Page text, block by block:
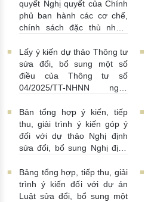
quyết Nghị quyết của Chính
phủ ban hành các cơ chế,
chính sách đặc thù nhằm
pháp luật về phòng, chống
rửa tiền nhằm đáp ứng yêu
cầu cấp bách trong thực
hiện cam kết quốc tế về trao
về thuế
22/07/2026 |
14:54:00
Lấy ý kiến dự thảo Thông tư
sửa đổi, bổ sung một số
điều của Thông tư số
04/2025/TT-NHNN ngày
định thời hạn lưu trữ hồ sơ,
tài liệu ngành Ngân hàng
16/07/2026 | 10:00:00
Bản tổng hợp ý kiến, tiếp
thu, giải trình ý kiến góp ý
đối với dự thảo Nghị định
sửa đổi, bổ sung Nghị định
13/07/2026 | 16:00:00
Bảng tổng hợp, tiếp thu, giải
trình ý kiến đối với dự án
Luật sửa đổi, bổ sung một